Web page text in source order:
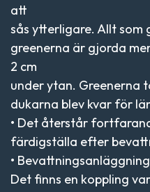
att
sås ytterligare. Allt som
greenerna är gjorda
2 cm
under ytan. Greenerna
dukarna blev kvar för
• Det återstår
färdigställa efter
•
Det finns en koppling